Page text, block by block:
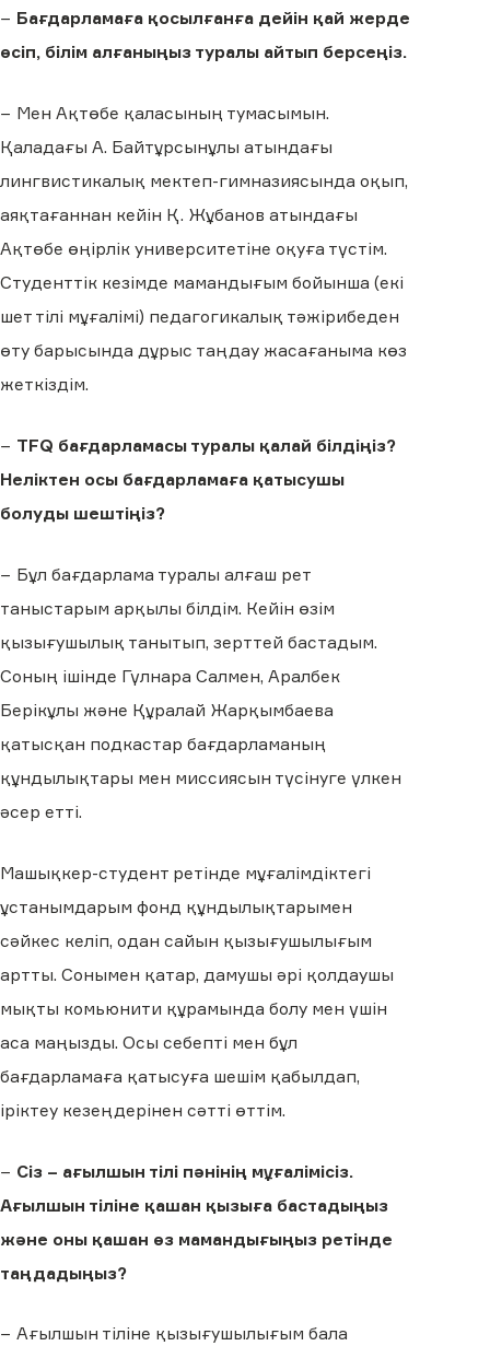
− Бағдарламаға қосылғанға дейін қай жерде
өсіп, білім алғаныңыз туралы айтып берсеңіз.
− Мен Ақтөбе қаласының тумасымын.
Қаладағы А. Байтұрсынұлы атындағы
лингвистикалық мектеп-гимназиясында оқып,
аяқтағаннан кейін Қ. Жұбанов атындағы
Ақтөбе өңірлік университетіне оқуға түстім.
Студенттік кезімде мамандығым бойынша (екі
шет тілі мұғалімі) педагогикалық тәжірибеден
өту барысында дұрыс таңдау жасағаныма көз
жеткіздім.
− TFQ бағдарламасы туралы қалай білдіңіз?
Неліктен осы бағдарламаға қатысушы
болуды шештіңіз?
− Бұл бағдарлама туралы алғаш рет
таныстарым арқылы білдім. Кейін өзім
қызығушылық танытып, зерттей бастадым.
Соның ішінде Гүлнара Салмен, Аралбек
Берікұлы және Құралай Жарқымбаева
қатысқан подкастар бағдарламаның
құндылықтары мен миссиясын түсінуге үлкен
әсер етті.
Машықкер-студент ретінде мұғалімдіктегі
ұстанымдарым фонд құндылықтарымен
сәйкес келіп, одан сайын қызығушылығым
артты. Сонымен қатар, дамушы әрі қолдаушы
мықты комьюнити құрамында болу мен үшін
аса маңызды. Осы себепті мен бұл
бағдарламаға қатысуға шешім қабылдап,
іріктеу кезеңдерінен сәтті өттім.
− Сіз – ағылшын тілі пәнінің мұғалімісіз.
Ағылшын тіліне қашан қызыға бастадыңыз
және оны қашан өз мамандығыңыз ретінде
таңдадыңыз?
− Ағылшын тіліне қызығушылығым бала